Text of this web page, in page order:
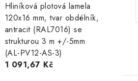
Hliníková plotová lamela
120x16 mm, tvar obdélník,
antracit (RAL7016) se
strukturou 3 m +/-5mm
(AL-PV12-AS-3)
1 091,67 Kč